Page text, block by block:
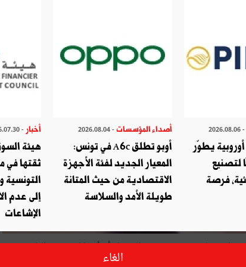
لا سيما منذ جمهورية قرطاج. ولو أن أحدا استعرض التاريخ
- 2026.08.06
يطوّر
لتصنيع
فرصة
أصداء المؤسسات - 2026.08.04
أوبو تطلق A6c في تونس:
المعيار الجديد لفئة الأجهزة
الاقتصادية من حيث المتانة
طويلة الأمد والسلاسة
أخبار - 2026.07.30
هيئة
ثقتها في
التونسية
إلى عدم
الإشاعات
الغاء